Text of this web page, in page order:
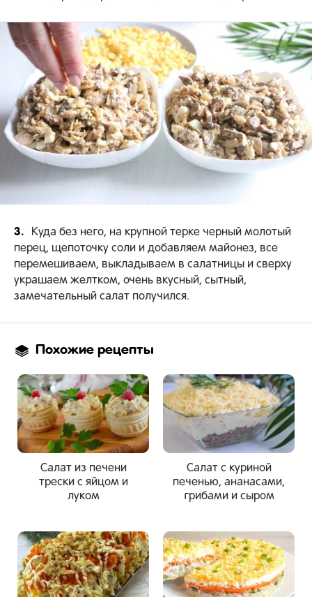
3.
Куда без него, на крупной терке черный молотый
перец, щепоточку соли и добавляем майонез, все
перемешиваем, выкладываем в салатницы и сверху
украшаем желтком, очень вкусный, сытный,
замечательный салат получился.
Похожие рецепты
Салат из печени
трески с яйцом и
луком
Салат с куриной
печенью, ананасами,
грибами и сыром